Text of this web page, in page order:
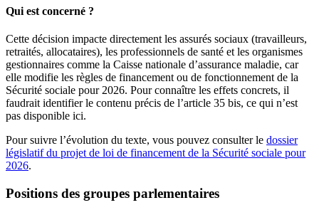
Qui est concerné ?
Cette décision impacte directement les assurés sociaux (travailleurs,
retraités, allocataires), les professionnels de santé et les organismes
gestionnaires comme la Caisse nationale d’assurance maladie, car
elle modifie les règles de financement ou de fonctionnement de la
Sécurité sociale pour 2026. Pour connaître les effets concrets, il
faudrait identifier le contenu précis de l’article 35 bis, ce qui n’est
pas disponible ici.
Pour suivre l’évolution du texte, vous pouvez consulter le dossier
législatif du projet de loi de financement de la Sécurité sociale pour
2026.
Positions des groupes parlementaires